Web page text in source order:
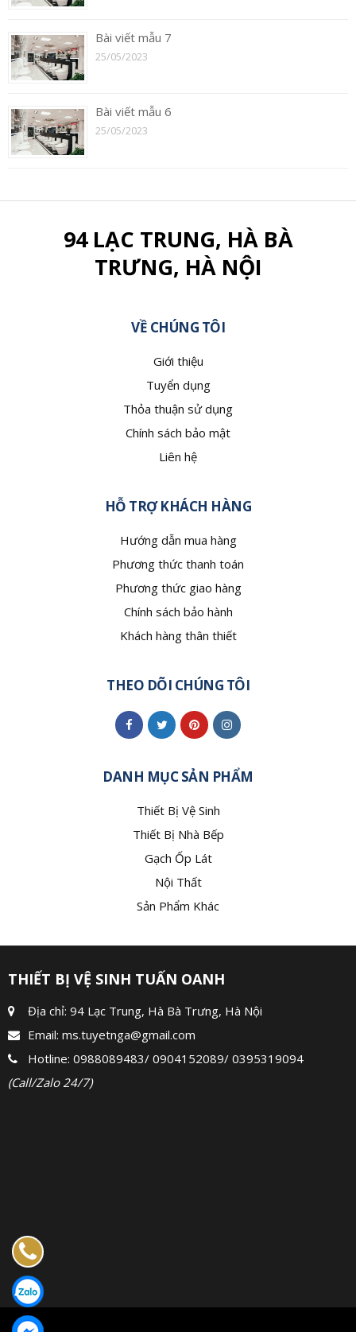
Bài viết mẫu 7
25/05/2023
Bài viết mẫu 6
25/05/2023
94 LẠC TRUNG, HÀ BÀ
TRƯNG, HÀ NỘI
VỀ CHÚNG TÔI
Giới thiệu
Tuyển dụng
Thỏa thuận sử dụng
Chính sách bảo mật
Liên hệ
HỖ TRỢ KHÁCH HÀNG
Hướng dẫn mua hàng
Phương thức thanh toán
Phương thức giao hàng
Chính sách bảo hành
Khách hàng thân thiết
THEO DÕI CHÚNG TÔI
DANH MỤC SẢN PHẨM
Thiết Bị Vệ Sinh
Thiết Bị Nhà Bếp
Gạch Ốp Lát
Nội Thất
Sản Phẩm Khác
THIẾT BỊ VỆ SINH TUẤN OANH
Địa chỉ: 94 Lạc Trung, Hà Bà Trưng, Hà Nội
Email: ms.tuyetnga@gmail.com
Hotline: 0988089483/ 0904152089/ 0395319094
(Call/Zalo 24/7)